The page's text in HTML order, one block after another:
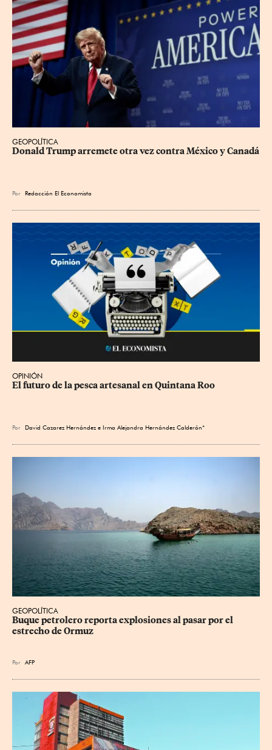
GEOPOLÍTICA
Donald Trump arremete otra vez contra México y Canadá
Por Redacción El Economista
OPINIÓN
El futuro de la pesca artesanal en Quintana Roo
Por David Cazarez Hernández e Irma Alejandra Hernández Calderón*
GEOPOLÍTICA
Buque petrolero reporta explosiones al pasar por el
estrecho de Ormuz
Por AFP